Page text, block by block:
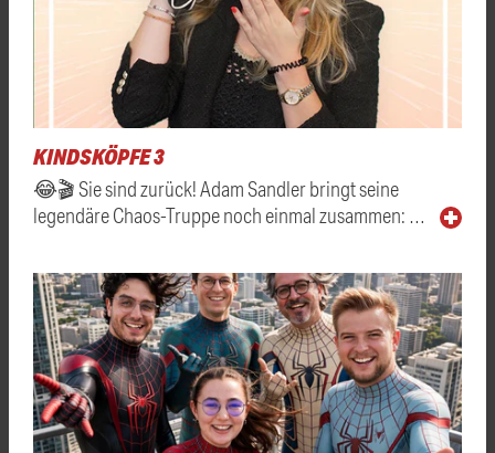
KINDSKÖPFE 3
😂🎬 Sie sind zurück! Adam Sandler bringt seine
legendäre Chaos-Truppe noch einmal zusammen: …